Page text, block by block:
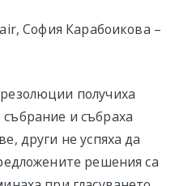
София Карабоикова –
получиха
и събраха
други не успяха да
решения са